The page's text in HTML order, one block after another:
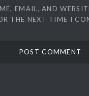
EMAIL, AND
THE NEXT TIME I